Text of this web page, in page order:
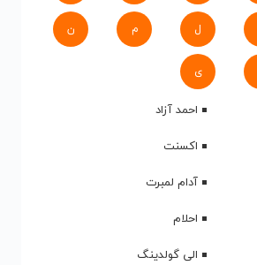
ل م ن
ی
احمد آزاد
اکسنت
آدام لمبرت
احلام
الی گولدینگ